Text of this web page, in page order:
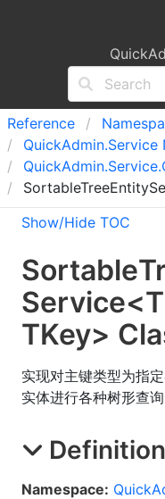
Reference
QuickAdmin.Service
QuickAdmin.Service.
Show/Hide TOC
Sortable
Service<
TKey>
实现对主键类型为指定
实体进行各种树形查
Definition
Namespace: